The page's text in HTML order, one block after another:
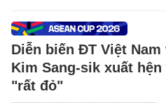
Diễn biến ĐT Việt
Kim Sang-sik xuất
"rất đỏ"